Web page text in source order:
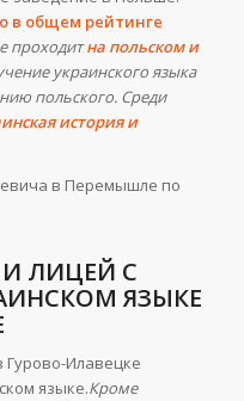
в общем рейтинге
проходитна польском и
украинского языка
польского. Среди
история и
в Перемышле по
ЛИЦЕЙ С
ЯЗЫКЕ
Илавецке
языке.Кроме